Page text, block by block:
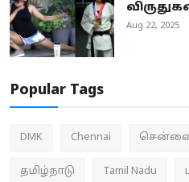
Aug 22, 2025
Popular Tags
DMK Chennai
தமிழ்நாடு Tamil Nadu